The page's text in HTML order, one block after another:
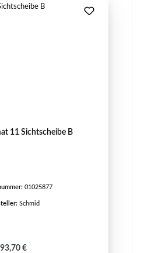
11 Sichtscheibe B
01025877
Schmid
Regulärer Preis:
93,70 €